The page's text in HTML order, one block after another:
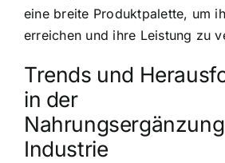
eine breite Produktpalette, um
erreichen und ihre Leistung zu
Trends und
in der
Industrie